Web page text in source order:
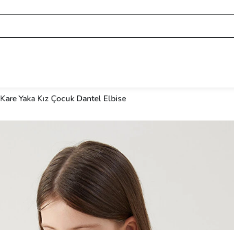
Kare Yaka Kız Çocuk Dantel Elbise